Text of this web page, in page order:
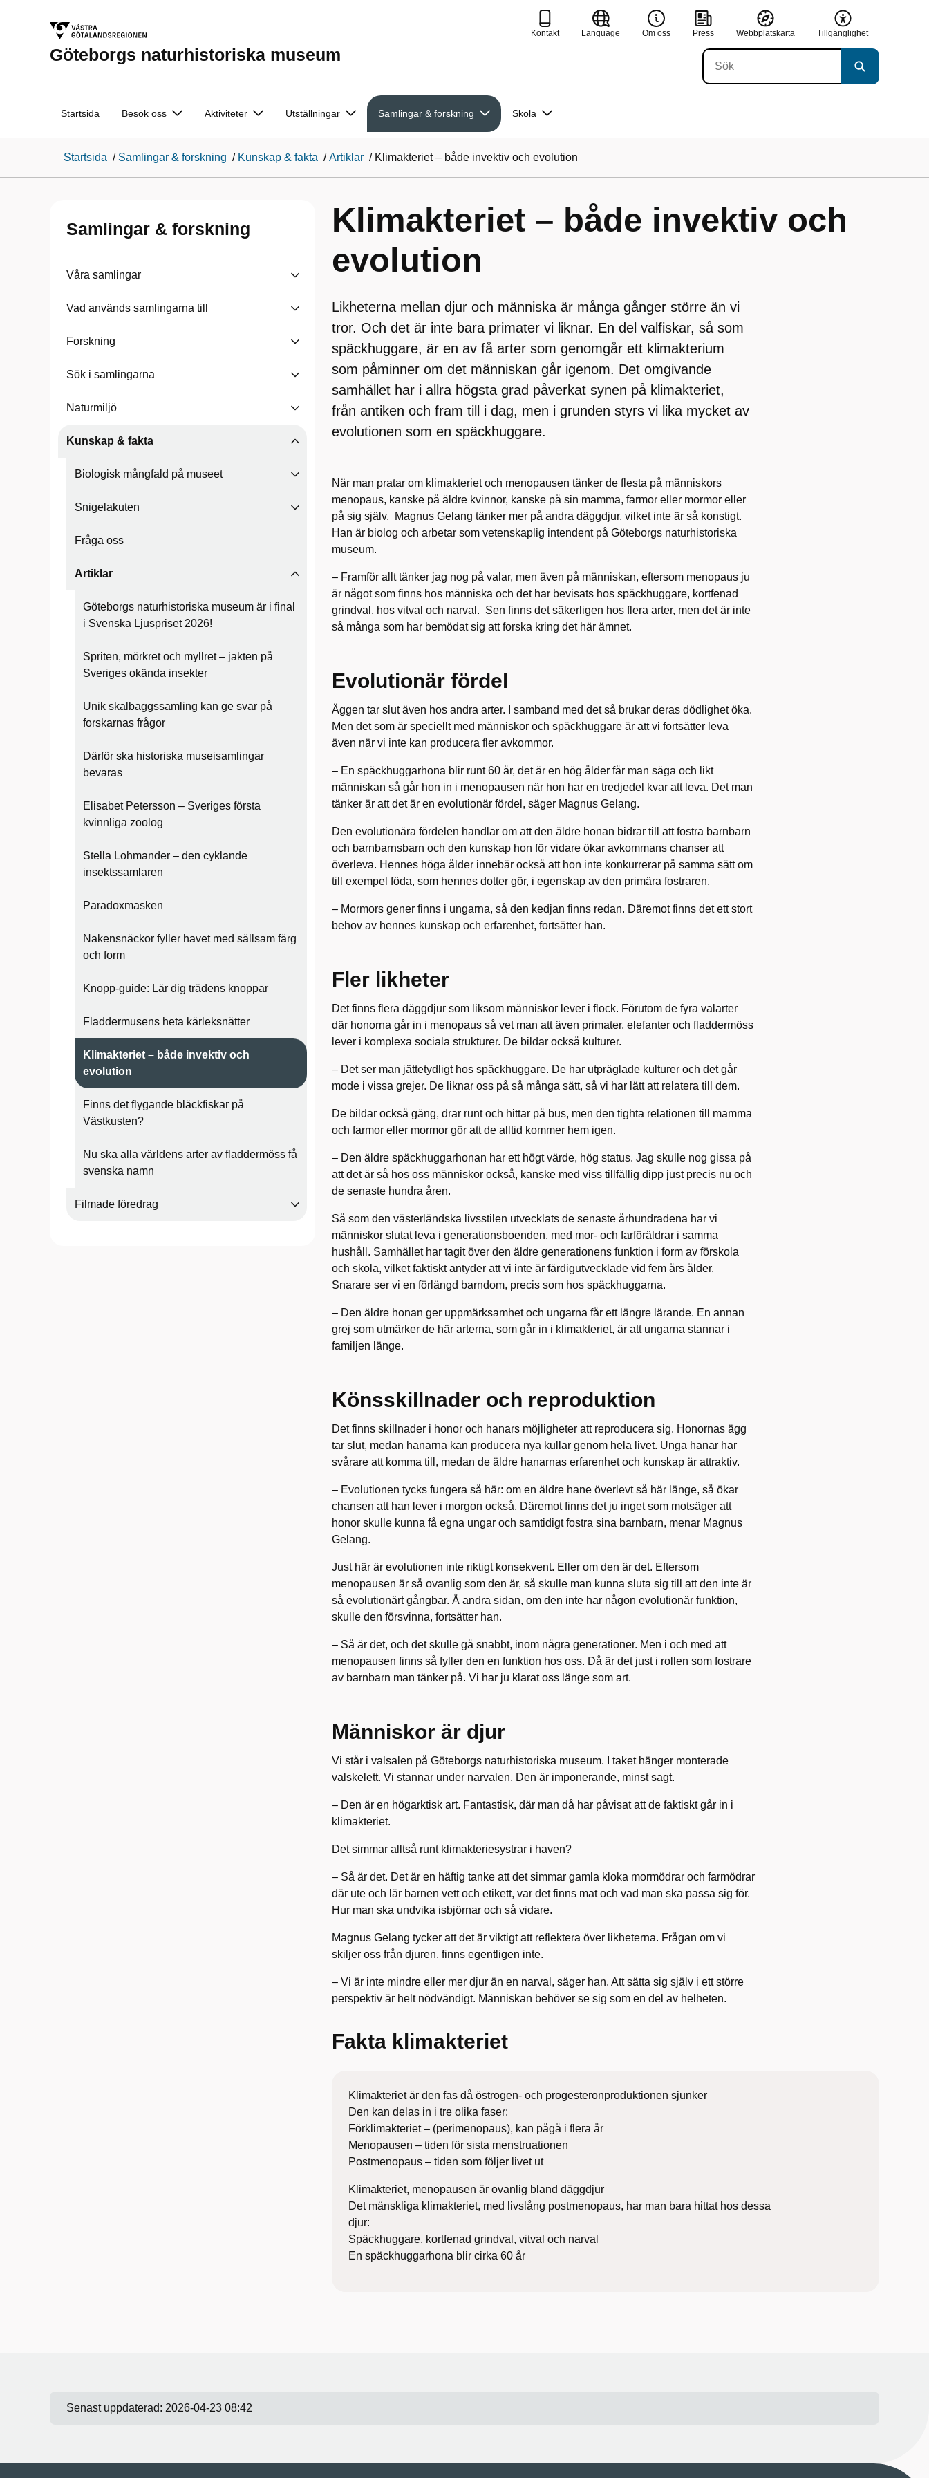
Göteborgs naturhistoriska museum
Kontakt Language Om oss Press Webbplatskarta Tillgänglighet
Startsida Besök oss Aktiviteter Utställningar Samlingar & forskning Skola
Startsida / Samlingar & forskning / Kunskap & fakta /Artiklar / Klimakteriet – både invektiv och evolution
Samlingar & forskning
Våra samlingar
Vad används samlingarna till
Forskning
Sök i samlingarna
Naturmiljö
Kunskap & fakta
Biologisk mångfald på museet
Snigelakuten
Fråga oss
Artiklar
Göteborgs naturhistoriska museum är i final
i Svenska Ljuspriset 2026!
Spriten, mörkret och myllret – jakten på
Sveriges okända insekter
Unik skalbaggssamling kan ge svar på
forskarnas frågor
Därför ska historiska museisamlingar
bevaras
Elisabet Petersson – Sveriges första
kvinnliga zoolog
Stella Lohmander – den cyklande
insektssamlaren
Paradoxmasken
Nakensnäckor fyller havet med sällsam färg
och form
Knopp-guide: Lär dig trädens knoppar
Fladdermusens heta kärleksnätter
Klimakteriet – både invektiv och
evolution
Finns det flygande bläckfiskar på
Västkusten?
Nu ska alla världens arter av fladdermöss få
svenska namn
Filmade föredrag
Klimakteriet – både invektiv och
evolution
Likheterna mellan djur och människa är många gånger större än vi
tror. Och det är inte bara primater vi liknar. En del valfiskar, så som
späckhuggare, är en av få arter som genomgår ett klimakterium
som påminner om det människan går igenom. Det omgivande
samhället har i allra högsta grad påverkat synen på klimakteriet,
från antiken och fram till i dag, men i grunden styrs vi lika mycket av
evolutionen som en späckhuggare.
När man pratar om klimakteriet och menopausen tänker de flesta på människors
menopaus, kanske på äldre kvinnor, kanske på sin mamma, farmor eller mormor eller
på sig själv. Magnus Gelang tänker mer på andra däggdjur, vilket inte är så konstigt.
Han är biolog och arbetar som vetenskaplig intendent på Göteborgs naturhistoriska
museum.
– Framför allt tänker jag nog på valar, men även på människan, eftersom menopaus ju
är något som finns hos människa och det har bevisats hos späckhuggare, kortfenad
grindval, hos vitval och narval. Sen finns det säkerligen hos flera arter, men det är inte
så många som har bemödat sig att forska kring det här ämnet.
Evolutionär fördel
Äggen tar slut även hos andra arter. I samband med det så brukar deras dödlighet öka.
Men det som är speciellt med människor och späckhuggare är att vi fortsätter leva
även när vi inte kan producera fler avkommor.
– En späckhuggarhona blir runt 60 år, det är en hög ålder får man säga och likt
människan så går hon in i menopausen när hon har en tredjedel kvar att leva. Det man
tänker är att det är en evolutionär fördel, säger Magnus Gelang.
Den evolutionära fördelen handlar om att den äldre honan bidrar till att fostra barnbarn
och barnbarnsbarn och den kunskap hon för vidare ökar avkommans chanser att
överleva. Hennes höga ålder innebär också att hon inte konkurrerar på samma sätt om
till exempel föda, som hennes dotter gör, i egenskap av den primära fostraren.
– Mormors gener finns i ungarna, så den kedjan finns redan. Däremot finns det ett stort
behov av hennes kunskap och erfarenhet, fortsätter han.
Fler likheter
Det finns flera däggdjur som liksom människor lever i flock. Förutom de fyra valarter
där honorna går in i menopaus så vet man att även primater, elefanter och fladdermöss
lever i komplexa sociala strukturer. De bildar också kulturer.
– Det ser man jättetydligt hos späckhuggare. De har utpräglade kulturer och det går
mode i vissa grejer. De liknar oss på så många sätt, så vi har lätt att relatera till dem.
De bildar också gäng, drar runt och hittar på bus, men den tighta relationen till mamma
och farmor eller mormor gör att de alltid kommer hem igen.
– Den äldre späckhuggarhonan har ett högt värde, hög status. Jag skulle nog gissa på
att det är så hos oss människor också, kanske med viss tillfällig dipp just precis nu och
de senaste hundra åren.
Så som den västerländska livsstilen utvecklats de senaste århundradena har vi
människor slutat leva i generationsboenden, med mor- och farföräldrar i samma
hushåll. Samhället har tagit över den äldre generationens funktion i form av förskola
och skola, vilket faktiskt antyder att vi inte är färdigutvecklade vid fem års ålder.
Snarare ser vi en förlängd barndom, precis som hos späckhuggarna.
– Den äldre honan ger uppmärksamhet och ungarna får ett längre lärande. En annan
grej som utmärker de här arterna, som går in i klimakteriet, är att ungarna stannar i
familjen länge.
Könsskillnader och reproduktion
Det finns skillnader i honor och hanars möjligheter att reproducera sig. Honornas ägg
tar slut, medan hanarna kan producera nya kullar genom hela livet. Unga hanar har
svårare att komma till, medan de äldre hanarnas erfarenhet och kunskap är attraktiv.
– Evolutionen tycks fungera så här: om en äldre hane överlevt så här länge, så ökar
chansen att han lever i morgon också. Däremot finns det ju inget som motsäger att
honor skulle kunna få egna ungar och samtidigt fostra sina barnbarn, menar Magnus
Gelang.
Just här är evolutionen inte riktigt konsekvent. Eller om den är det. Eftersom
menopausen är så ovanlig som den är, så skulle man kunna sluta sig till att den inte är
så evolutionärt gångbar. Å andra sidan, om den inte har någon evolutionär funktion,
skulle den försvinna, fortsätter han.
– Så är det, och det skulle gå snabbt, inom några generationer. Men i och med att
menopausen finns så fyller den en funktion hos oss. Då är det just i rollen som fostrare
av barnbarn man tänker på. Vi har ju klarat oss länge som art.
Människor är djur
Vi står i valsalen på Göteborgs naturhistoriska museum. I taket hänger monterade
valskelett. Vi stannar under narvalen. Den är imponerande, minst sagt.
– Den är en högarktisk art. Fantastisk, där man då har påvisat att de faktiskt går in i
klimakteriet.
Det simmar alltså runt klimakteriesystrar i haven?
– Så är det. Det är en häftig tanke att det simmar gamla kloka mormödrar och farmödrar
där ute och lär barnen vett och etikett, var det finns mat och vad man ska passa sig för.
Hur man ska undvika isbjörnar och så vidare.
Magnus Gelang tycker att det är viktigt att reflektera över likheterna. Frågan om vi
skiljer oss från djuren, finns egentligen inte.
– Vi är inte mindre eller mer djur än en narval, säger han. Att sätta sig själv i ett större
perspektiv är helt nödvändigt. Människan behöver se sig som en del av helheten.
Fakta klimakteriet
Klimakteriet är den fas då östrogen- och progesteronproduktionen sjunker
Den kan delas in i tre olika faser:
Förklimakteriet – (perimenopaus), kan pågå i flera år
Menopausen – tiden för sista menstruationen
Postmenopaus – tiden som följer livet ut
Klimakteriet, menopausen är ovanlig bland däggdjur
Det mänskliga klimakteriet, med livslång postmenopaus, har man bara hittat hos dessa
djur:
Späckhuggare, kortfenad grindval, vitval och narval
En späckhuggarhona blir cirka 60 år
Senast uppdaterad: 2026-04-23 08:42